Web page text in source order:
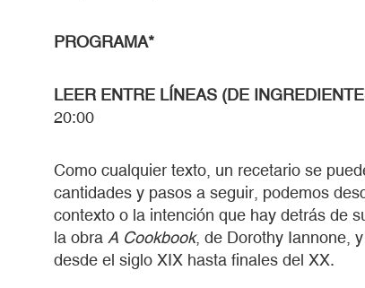
PROGRAMA*
LEER ENTRE LÍNEAS (DE
20:00
Como cualquier texto, un recetario se
cantidades y pasos a seguir, podemos
contexto o la intención que hay detrás de
la obra A Cookbook, de Dorothy Iannone,
desde el siglo XIX hasta finales del XX.